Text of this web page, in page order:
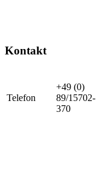
Kontakt
Telefon
+49 (0)
89/15702-
370